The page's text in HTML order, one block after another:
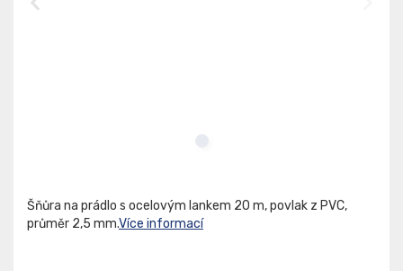
Šňůra na prádlo s ocelovým lankem 20 m, povlak z PVC,
průměr 2,5 mm.Více informací